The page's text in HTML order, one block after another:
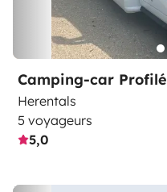
Camping-car Profilé
Herentals
5 voyageurs
5,0